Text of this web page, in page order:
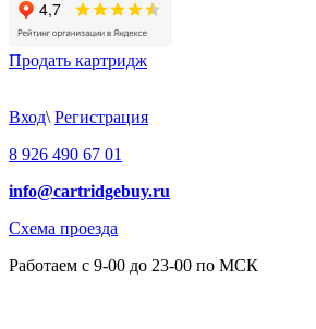
Продать картридж
Вход\ Регистрация
8 926 490 67 01
info@cartridgebuy.ru
Схема проезда
Работаем с 9-00 до 23-00 по МСК